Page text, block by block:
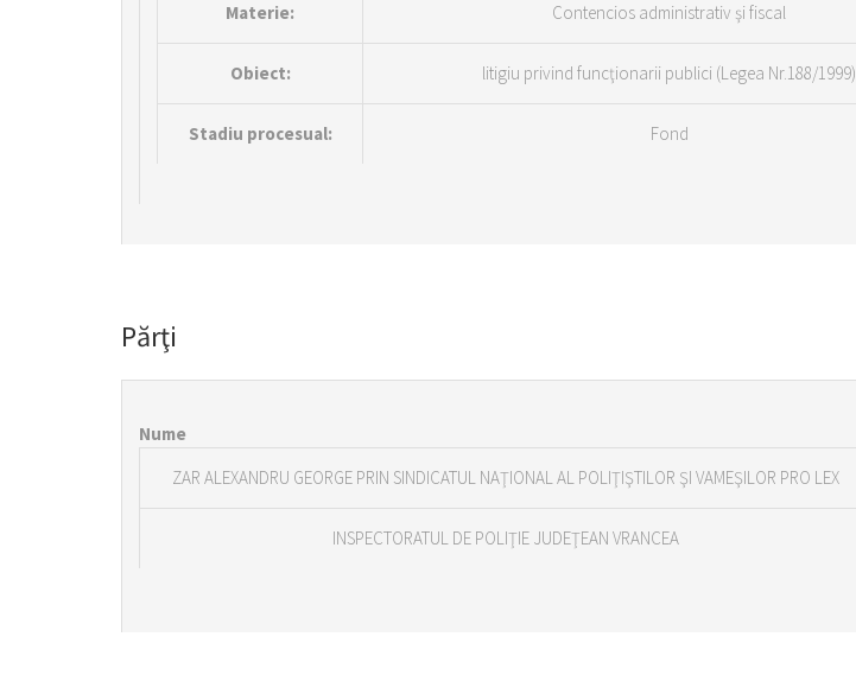
Materie: Contencios administrativ şi fiscal
Obiect: litigiu privind funcţionarii publici (Legea Nr.188/1999)
Stadiu procesual: Fond
Părţi
Nume
ZAR ALEXANDRU GEORGE PRIN SINDICATUL NAŢIONAL AL POLIŢIŞTILOR ŞI VAMEŞILOR PRO LEX
INSPECTORATUL DE POLIŢIE JUDEŢEAN VRANCEA